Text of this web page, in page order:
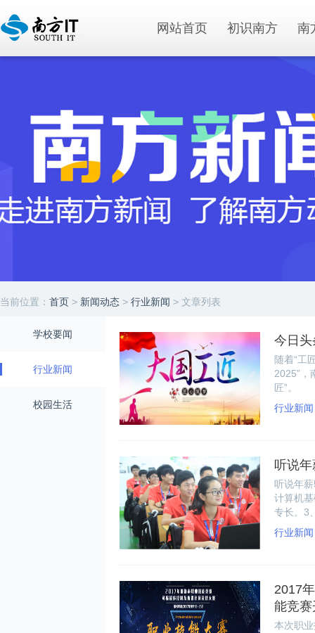
网站首页 初识南方 南
当前位置： 首页 > 新闻动态 > 行业新闻 > 文章列表
学校要闻
行业新闻
校园生活
今日头
随着“工
2025”，
匠”。
行业新闻
听说
听说年
计算机
专长。3
定的掌
行业新闻
2017
能竞
本次职